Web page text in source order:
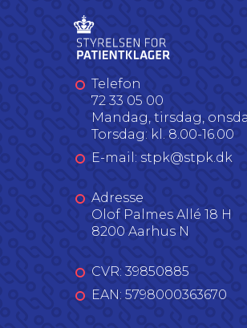
Telefon
72 33 05 00
Mandag, tirsdag,
Torsdag: kl. 8.00-16.00
E-mail: stpk@stpk.dk
Adresse
Olof Palmes Allé 18 H
8200 Aarhus N
CVR: 39850885
EAN: 5798000363670